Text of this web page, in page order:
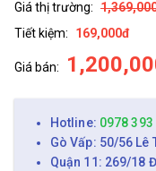
Giá thị trường:
Tiết kiệm:
169,000đ
Giá bán:
Hotline: 0978 393
Gò Vấp: 50/56 Lê
Quận 11: 269/18